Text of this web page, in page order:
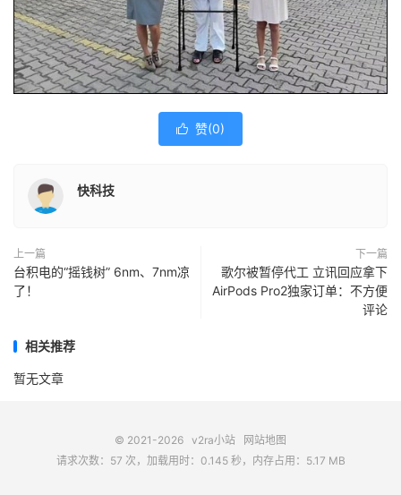
 赞(0)
快科技
上一篇
台积电的“摇钱树” 6nm、7nm凉
了！
下一篇
歌尔被暂停代工 立讯回应拿下
AirPods Pro2独家订单：不方便
评论
相关推荐
暂无文章
© 2021-2026 v2ra小站
网站地图
请求次数：57 次，加载用时：0.145 秒，内存占用：5.17 MB